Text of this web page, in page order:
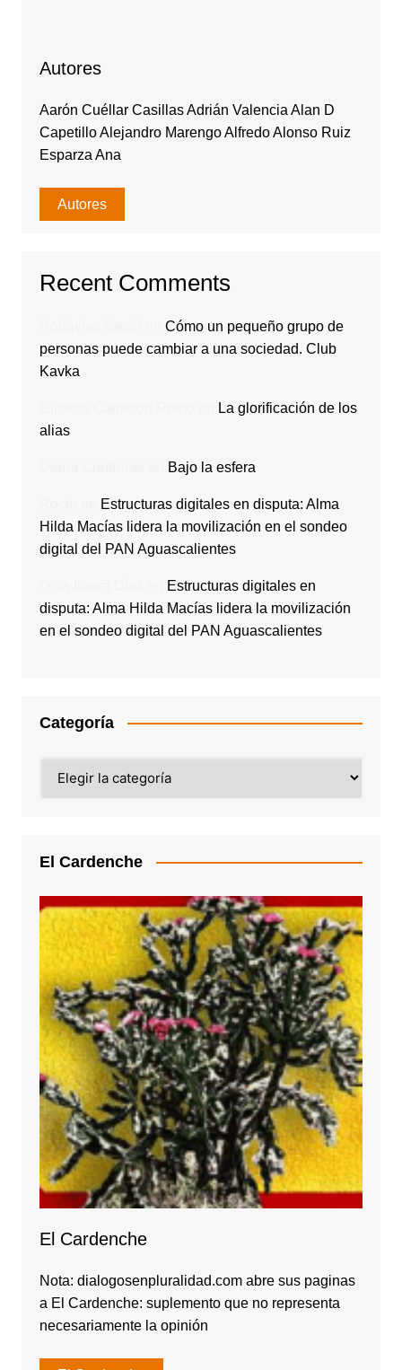
Autores
Aarón Cuéllar Casillas Adrián Valencia Alan D
Capetillo Alejandro Marengo Alfredo Alonso Ruiz
Esparza Ana
Autores
Recent Comments
Cómo un pequeño grupo de
personas puede cambiar a una sociedad. Club
Kavka
La glorificación de los
alias
Bajo la esfera
Estructuras digitales en disputa: Alma
Hilda Macías lidera la movilización en el sondeo
digital del PAN Aguascalientes
Estructuras digitales en
disputa: Alma Hilda Macías lidera la movilización
en el sondeo digital del PAN Aguascalientes
Categoría
El Cardenche
El Cardenche
Nota: dialogosenpluralidad.com abre sus paginas
a El Cardenche: suplemento que no representa
necesariamente la opinión